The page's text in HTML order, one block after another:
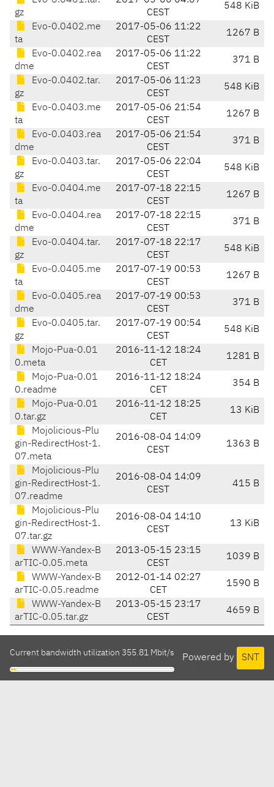
gz
CEST
548 KiB
Evo-0.0402.me
ta
2017-05-06 11:22
CEST
1267 B
Evo-0.0402.rea
dme
2017-05-06 11:22
CEST
371 B
Evo-0.0402.tar.
gz
2017-05-06 11:23
CEST
548 KiB
Evo-0.0403.me
ta
2017-05-06 21:54
CEST
1267 B
Evo-0.0403.rea
dme
2017-05-06 21:54
CEST
371 B
Evo-0.0403.tar.
gz
2017-05-06 22:04
CEST
548 KiB
Evo-0.0404.me
ta
2017-07-18 22:15
CEST
1267 B
Evo-0.0404.rea
dme
2017-07-18 22:15
CEST
371 B
Evo-0.0404.tar.
gz
2017-07-18 22:17
CEST
548 KiB
Evo-0.0405.me
ta
2017-07-19 00:53
CEST
1267 B
Evo-0.0405.rea
dme
2017-07-19 00:53
CEST
371 B
Evo-0.0405.tar.
gz
2017-07-19 00:54
CEST
548 KiB
Mojo-Pua-0.01
0.meta
2016-11-12 18:24
CET
1281 B
Mojo-Pua-0.01
0.readme
2016-11-12 18:24
CET
354 B
Mojo-Pua-0.01
0.tar.gz
2016-11-12 18:25
CET
13 KiB
Mojolicious-Plu
gin-RedirectHost-1.
07.meta
2016-08-04 14:09
CEST
1363 B
Mojolicious-Plu
gin-RedirectHost-1.
07.readme
2016-08-04 14:09
CEST
415 B
Mojolicious-Plu
gin-RedirectHost-1.
07.tar.gz
2016-08-04 14:10
CEST
13 KiB
WWW-Yandex-B
arTIC-0.05.meta
2013-05-15 23:15
CEST
1039 B
WWW-Yandex-B
arTIC-0.05.readme
2012-01-14 02:27
CET
1590 B
WWW-Yandex-B
arTIC-0.05.tar.gz
2013-05-15 23:17
CEST
4659 B
Powered by SNT
Current bandwidth utilization 355.81 Mbit/s